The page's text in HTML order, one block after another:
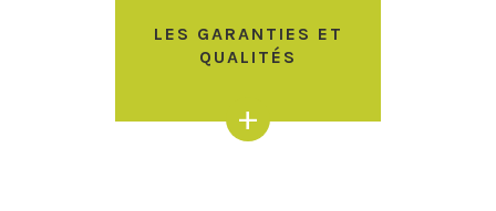
LES GARANTIES ET
QUALITÉS
+